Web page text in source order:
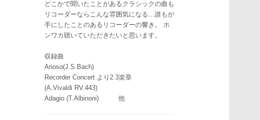
どこかで聞いたことがあるクラシックの曲も
リコーダーならこんな雰囲気になる…誰もが
手にしたことのあるリコーダーの響き。 ホ
ンワカ聴いていただきたいと思います。
収録曲
Arioso(J.S.Bach)
Recorder Concert より2.3楽章
(A.Vivaldi RV.443)
Adagio (T.Albinoni) 他